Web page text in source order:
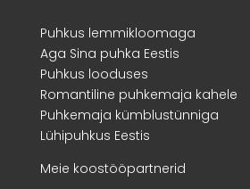
Puhkus lemmikloomaga
Aga Sina puhka Eestis
Puhkus looduses
Romantiline puhkemaja kahele
Puhkemaja kümblustünniga
Lühipuhkus Eestis
Meie koostööpartnerid